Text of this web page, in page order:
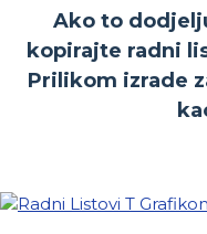
Ako to
kopirajte radni
Prilikom izrade